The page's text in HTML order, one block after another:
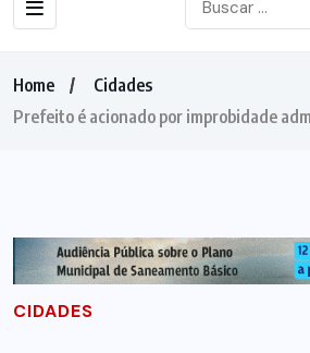
Home
Cidades
Prefeito é acionado por improbidade
CIDADES